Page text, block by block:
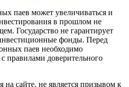
паев может увеличиваться и
в прошлом не
Государство не гарантирует
фонды. Перед
паев необходимо
правилами доверительного
сайте, не является призывом к